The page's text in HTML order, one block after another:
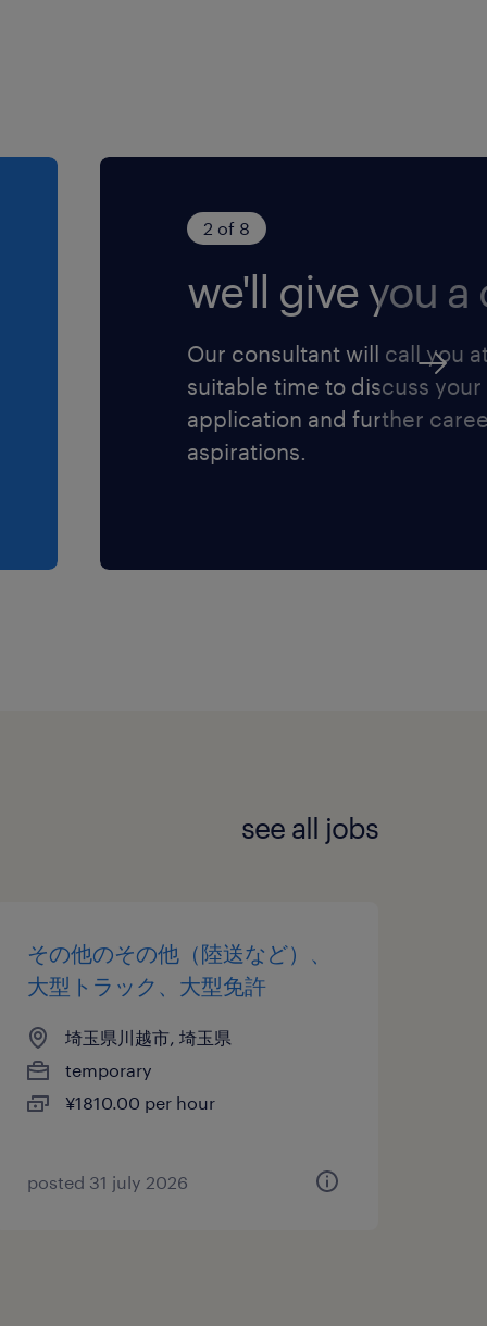
2 of 8
we'll give you a
Our consultant will call you
suitable time to discuss your
application and further
aspirations.
see all jobs
その他のその他（陸送など）、
大型トラック、大型免許
埼玉県川越市, 埼玉県
temporary
¥1810.00 per hour
posted 31 july 2026